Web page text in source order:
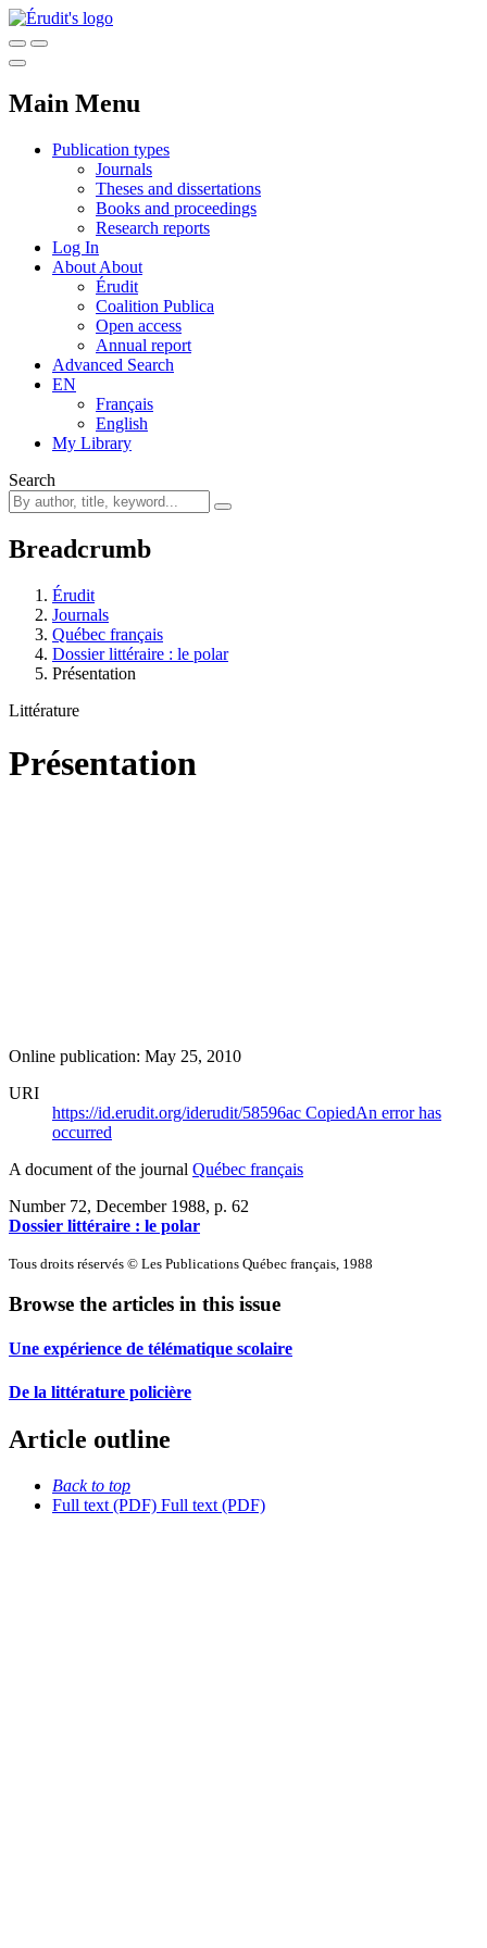
Main Menu
Publication types
Journals
Theses and dissertations
Books and proceedings
Research reports
Log In
About About
Érudit
Coalition Publica
Open access
Annual report
Advanced Search
EN
Français
English
My Library
Search
Breadcrumb
Érudit
Journals
Québec français
Dossier littéraire : le polar
Présentation
Littérature
Présentation
Online publication: May 25, 2010
URI
https://id.erudit.org/iderudit/58596ac CopiedAn error has
occurred
A document of the journal Québec français
Number 72, December 1988, p. 62
Dossier littéraire : le polar
Tous droits réservés © Les Publications Québec français, 1988
Browse the articles in this issue
Une expérience de télématique scolaire
De la littérature policière
Article outline
Back to top
Full text (PDF) Full text (PDF)